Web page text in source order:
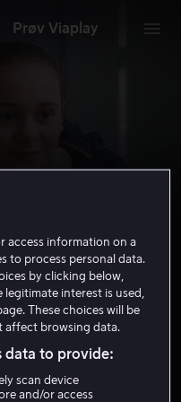
Prøv Viaplay
2014 1 t 26 min
access information on a
to process personal data.
by clicking below,
interest is used,
These choices will be
affect browsing data.
data to provide:
scan device
and/or access